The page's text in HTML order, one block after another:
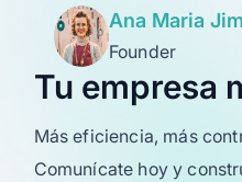
Ana Maria
Founder
Tu empresa
Más eficiencia, más
Comunícate hoy y